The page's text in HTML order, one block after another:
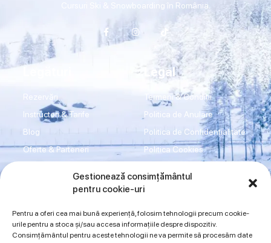
Gestionează consimțământul
pentru cookie-uri
Pentru a oferi cea mai bună experiență, folosim tehnologii precum cookie-
urile pentru a stoca și/sau accesa informațiile despre dispozitiv.
Consimțământul pentru aceste tehnologii ne va permite să procesăm date
Cursuri Ski & Snowboarding în România.
Rezervări
Instructori & Tarife
Blog
Oferte & Parteneri
Legal
Termeni & Condiții
Politica de Anulare
Politica de Confidențialitate
Politica Cookies
Imprint